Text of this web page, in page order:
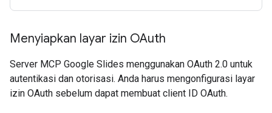
Menyiapkan layar izin OAuth
Server MCP Google Slides menggunakan OAuth 2.0 untuk
autentikasi dan otorisasi. Anda harus mengonfigurasi layar
izin OAuth sebelum dapat membuat client ID OAuth.